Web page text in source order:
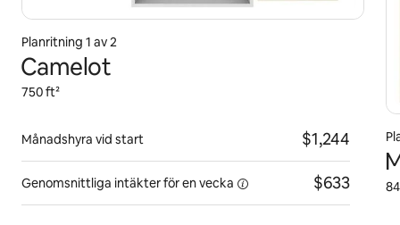
Planritning 1 av 2
Camelot
750 ft²
Månadshyra vid start $1,244
Genomsnittliga intäkter fören vecka $633